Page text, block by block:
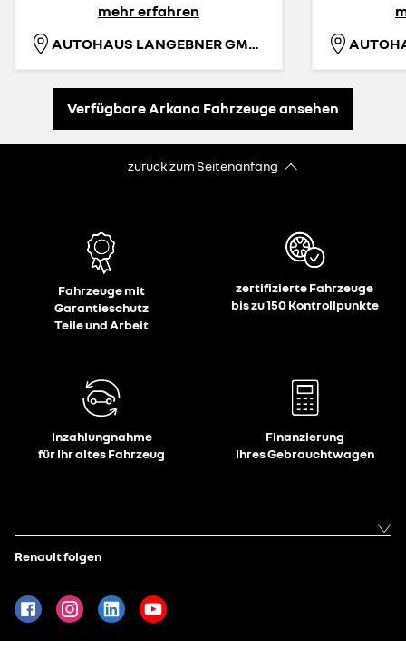
mehr erfahren
AUTOHAUS LANGEBNER GMBH
Verfügbare Arkana Fahrzeuge ansehen
zurück zum Seitenanfang
Fahrzeuge mit
Garantieschutz
Teile und Arbeit
zertifizierte Fahrzeuge
bis zu 150 Kontrollpunkte
Inzahlungnahme
für Ihr altes Fahrzeug
Finanzierung
Ihres Gebrauchtwagen
Renault folgen